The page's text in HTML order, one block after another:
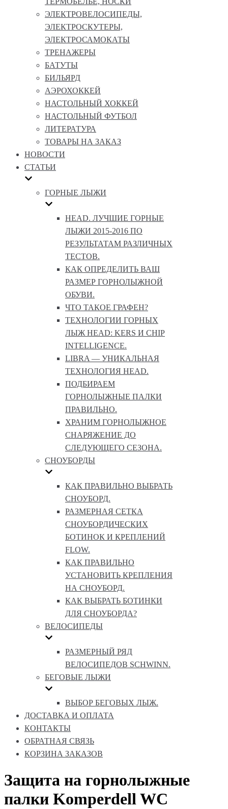
ЭЛЕКТРОВЕЛОСИПЕДЫ,
ЭЛЕКТРОСКУТЕРЫ,
ЭЛЕКТРОСАМОКАТЫ
ТРЕНАЖЕРЫ
БАТУТЫ
БИЛЬЯРД
АЭРОХОККЕЙ
НАСТОЛЬНЫЙ ХОККЕЙ
НАСТОЛЬНЫЙ ФУТБОЛ
ЛИТЕРАТУРА
ТОВАРЫ НА ЗАКАЗ
НОВОСТИ
СТАТЬИ
ГОРНЫЕ ЛЫЖИ
HEAD. ЛУЧШИЕ ГОРНЫЕ
ЛЫЖИ 2015-2016 ПО
РЕЗУЛЬТАТАМ РАЗЛИЧНЫХ
ТЕСТОВ.
КАК ОПРЕДЕЛИТЬ ВАШ
РАЗМЕР ГОРНОЛЫЖНОЙ
ОБУВИ.
ЧТО ТАКОЕ ГРАФЕН?
ТЕХНОЛОГИИ ГОРНЫХ
ЛЫЖ HEAD: KERS И CHIP
INTELLIGENCE.
LIBRA — УНИКАЛЬНАЯ
ТЕХНОЛОГИЯ HEAD.
ПОДБИРАЕМ
ГОРНОЛЫЖНЫЕ ПАЛКИ
ПРАВИЛЬНО.
ХРАНИМ ГОРНОЛЫЖНОЕ
СНАРЯЖЕНИЕ ДО
СЛЕДУЮЩЕГО СЕЗОНА.
СНОУБОРДЫ
КАК ПРАВИЛЬНО ВЫБРАТЬ
СНОУБОРД.
РАЗМЕРНАЯ СЕТКА
СНОУБОРДИЧЕСКИХ
БОТИНОК И КРЕПЛЕНИЙ
FLOW.
КАК ПРАВИЛЬНО
УСТАНОВИТЬ КРЕПЛЕНИЯ
НА СНОУБОРД.
КАК ВЫБРАТЬ БОТИНКИ
ДЛЯ СНОУБОРДА?
ВЕЛОСИПЕДЫ
РАЗМЕРНЫЙ РЯД
ВЕЛОСИПЕДОВ SCHWINN.
БЕГОВЫЕ ЛЫЖИ
ВЫБОР БЕГОВЫХ ЛЫЖ.
ДОСТАВКА И ОПЛАТА
КОНТАКТЫ
ОБРАТНАЯ СВЯЗЬ
КОРЗИНА ЗАКАЗОВ
Защита на горнолыжные
палки Komperdell WC